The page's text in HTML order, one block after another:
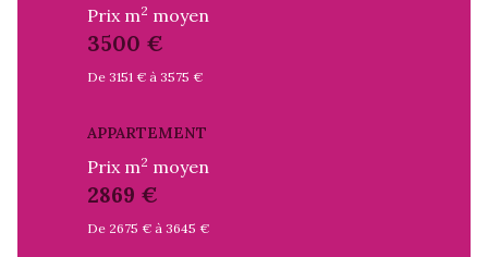
Prix m2 moyen
3500 €
De 3151 € à 3575 €
APPARTEMENT
Prix m2 moyen
2869 €
De 2675 € à 3645 €